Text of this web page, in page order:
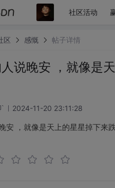
社区活动
区 感慨 帖子详情
说晚安 ，就像是
` 2024-11-20 23:11:28
安 ，就像是天上的星星掉下来